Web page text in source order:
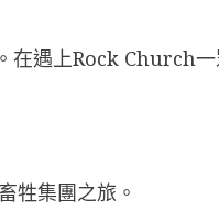
在遇上Rock Church
牲集團之旅。